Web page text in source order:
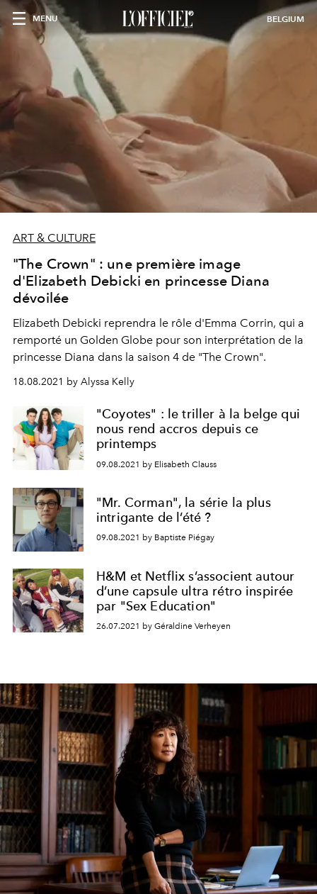
MENU BELGIUM
ART & CULTURE
"The Crown" : une première image
d'Elizabeth Debicki en princesse Diana
dévoilée
Elizabeth Debicki reprendra le rôle d'Emma Corrin, qui a
remporté un Golden Globe pour son interprétation de la
princesse Diana dans la saison 4 de "The Crown".
18.08.2021 by Alyssa Kelly
"Coyotes" : le triller à la belge qui
nous rend accros depuis ce
printemps
09.08.2021 by Elisabeth Clauss
"Mr. Corman", la série la plus
intrigante de l’été ?
09.08.2021 by Baptiste Piégay
H&M et Netflix s’associent autour
d’une capsule ultra rétro inspirée
par "Sex Education"
26.07.2021 by Géraldine Verheyen